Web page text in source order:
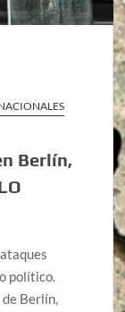
Berlín,
político.
Berlín,